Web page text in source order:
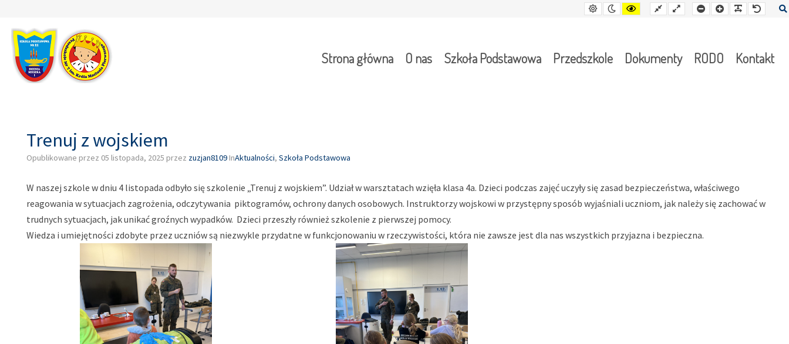
wojskiem
Kontrast
domyślny
Tryb
nocny
Kontrast
żółto-
Stały
układ
Wide
layout
Mniejsza
czcionka
CzcionkaCzcionka
Strona główna O nas Szkoła Podstawowa Przedszkole Dokumenty RODO Kontakt
Trenuj z wojskiem
Opublikowane przez 05 listopada, 2025 przez zuzjan8109 InAktualności, Szkoła Podstawowa
W naszej szkole w dniu 4 listopada odbyło się szkolenie „Trenuj z wojskiem”. Udział w warsztatach wzięła klasa 4a. Dzieci podczas zajęć uczyły się zasad bezpieczeństwa, właściwego
reagowania w sytuacjach zagrożenia, odczytywania piktogramów, ochrony danych osobowych. Instruktorzy wojskowi w przystępny sposób wyjaśniali uczniom, jak należy się zachować w
trudnych sytuacjach, jak unikać groźnych wypadków. Dzieci przeszły również szkolenie z pierwszej pomocy.
Wiedza i umiejętności zdobyte przez uczniów są niezwykle przydatne w funkcjonowaniu w rzeczywistości, która nie zawsze jest dla nas wszystkich przyjazna i bezpieczna.